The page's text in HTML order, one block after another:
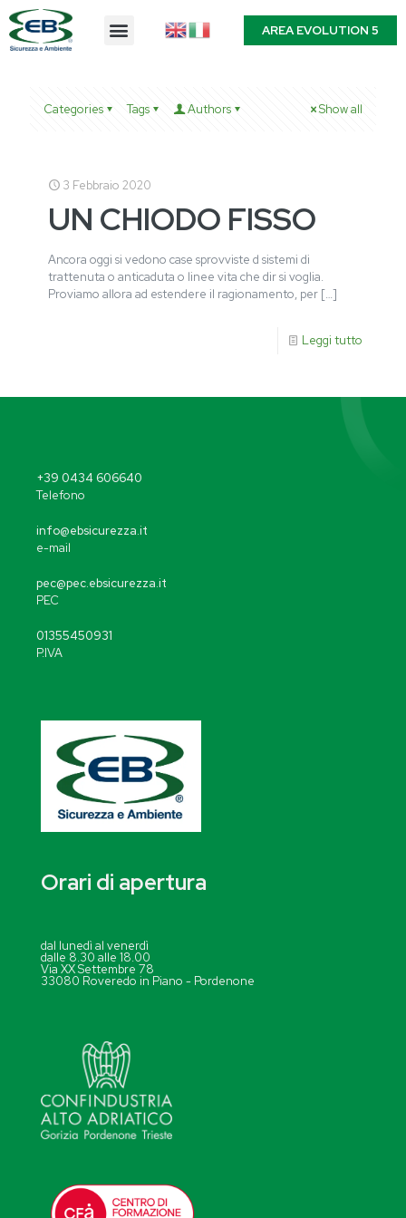
AREA EVOLUTION 5
Categories Tags Authors Show all
3 Febbraio 2020
UN CHIODO FISSO
Ancora oggi si vedono case sprovviste d sistemi di
trattenuta o anticaduta o linee vita che dir si voglia.
Proviamo allora ad estendere il ragionamento, per […]
Leggi tutto
+39 0434 606640
Telefono
info@ebsicurezza.it
e-mail
pec@pec.ebsicurezza.it
PEC
01355450931
P.IVA
Orari di apertura
dal lunedì al venerdì
dalle 8.30 alle 18.00
Via XX Settembre 78
33080 Roveredo in Piano - Pordenone